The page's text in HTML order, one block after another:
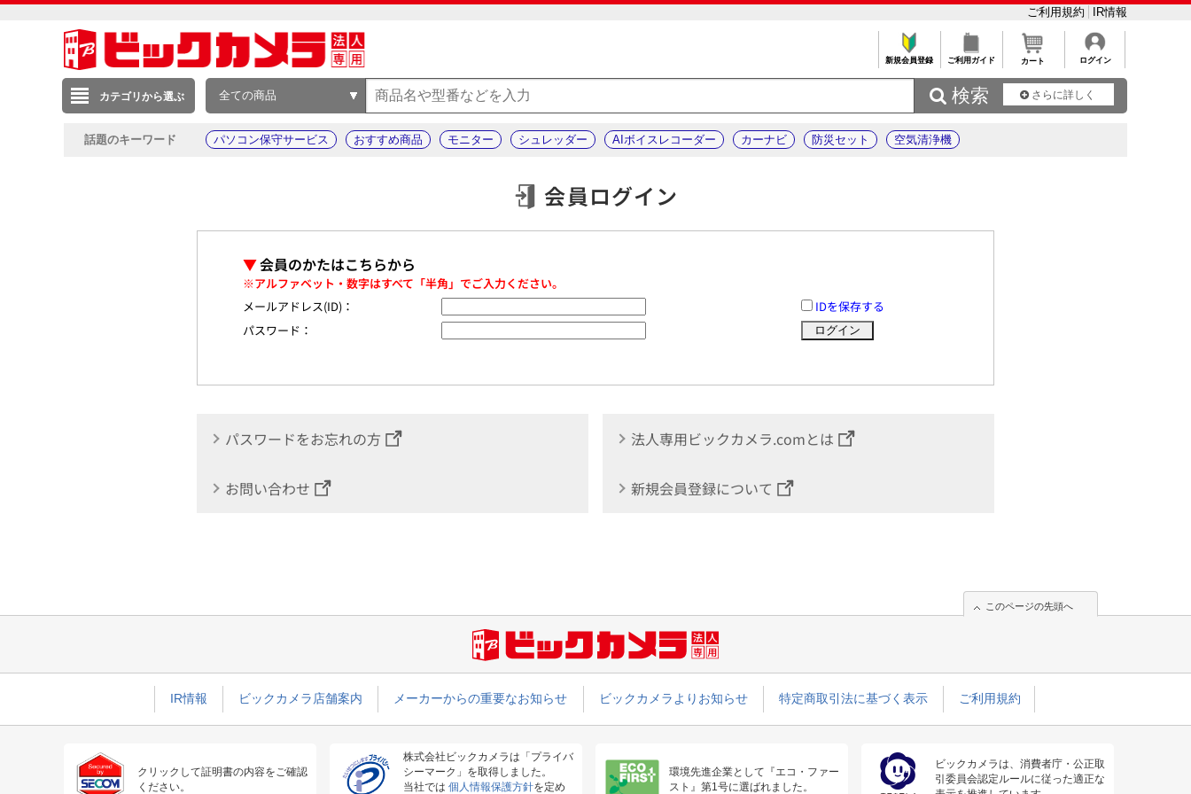
ご利用規約 IR情報
新規会員登録 ご利用ガイド カート ログイン
カテゴリから選ぶ 全ての商品  検索 さらに詳しく
話題のキーワード パソコン保守サービス おすすめ商品 モニター シュレッダー AIボイスレコーダー カーナビ 防災セット 空気清浄機
会員ログイン
▼会員のかたはこちらから
※アルファベット・数字はすべて「半角」でご入力ください。
メールアドレス(ID)：
IDを保存する
パスワード：
パスワードをお忘れの方 法人専用ビックカメラ.comとは
お問い合わせ 新規会員登録について
このページの先頭へ
IR情報 ビックカメラ店舗案内 メーカーからの重要なお知らせ ビックカメラよりお知らせ 特定商取引法に基づく表示 ご利用規約
クリックして証明書の内容をご確認
ください。
株式会社ビックカメラは「プライバ
シーマーク」を取得しました。
当社では 個人情報保護方針を定め
環境先進企業として『エコ・ファー
スト』第1号に選ばれました。
ビックカメラは、消費者庁・公正取
引委員会認定ルールに従った適正な